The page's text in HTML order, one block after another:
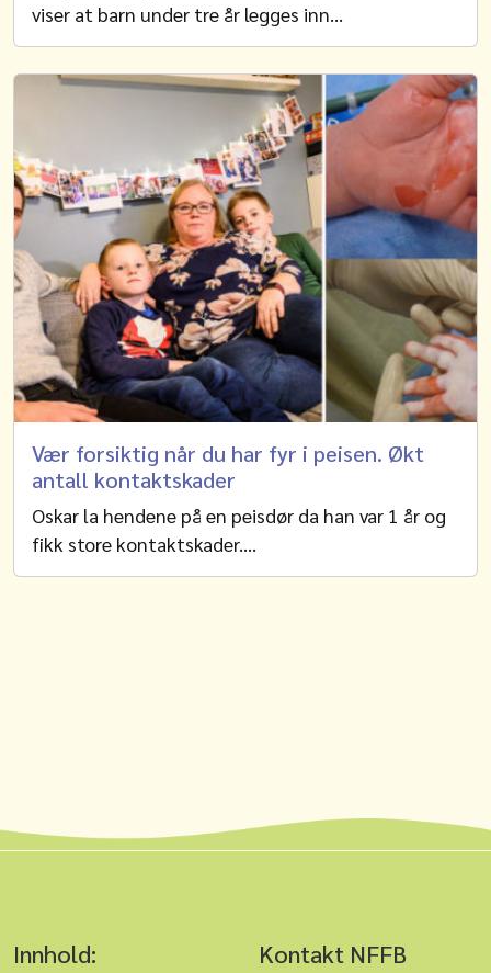
viser at barn under tre år legges inn…
Vær forsiktig når du har fyr i peisen. Økt
antall kontaktskader
Oskar la hendene på en peisdør da han var 1 år og
fikk store kontaktskader.…
Innhold: Kontakt NFFB